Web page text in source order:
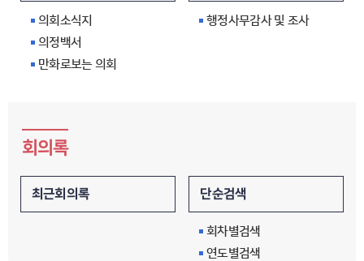
의회소식지
의정백서
만화로보는 의회
행정사무감사 및 조사
회의록
최근회의록 단순검색
회차별검색
연도별검색